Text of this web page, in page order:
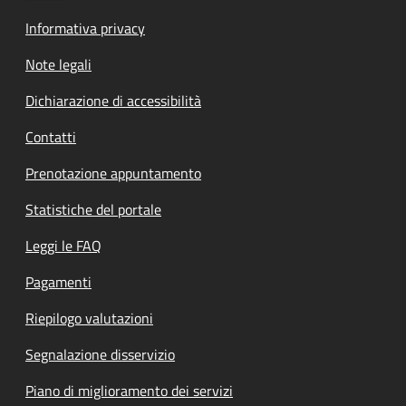
Informativa privacy
Note legali
Dichiarazione di accessibilità
Contatti
Prenotazione appuntamento
Statistiche del portale
Leggi le FAQ
Pagamenti
Riepilogo valutazioni
Segnalazione disservizio
Piano di miglioramento dei servizi